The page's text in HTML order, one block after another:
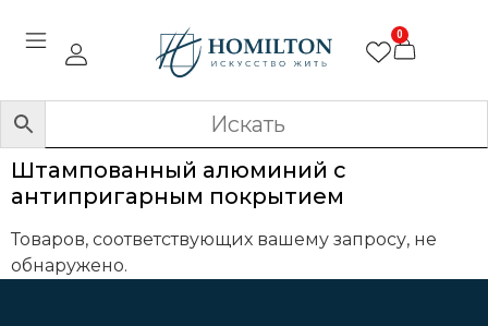
0
Штампованный алюминий с
антипригарным покрытием
Товаров, соответствующих вашему запросу, не
обнаружено.